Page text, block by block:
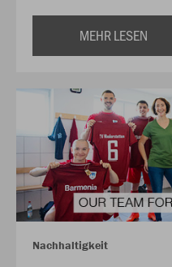
MEHR LESEN
Nachhaltigkeit